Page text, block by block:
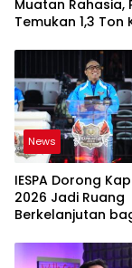
Muatan Rahasia,
Temukan 1,3 Ton
News
IESPA Dorong
2026 Jadi Ruang
Berkelanjutan